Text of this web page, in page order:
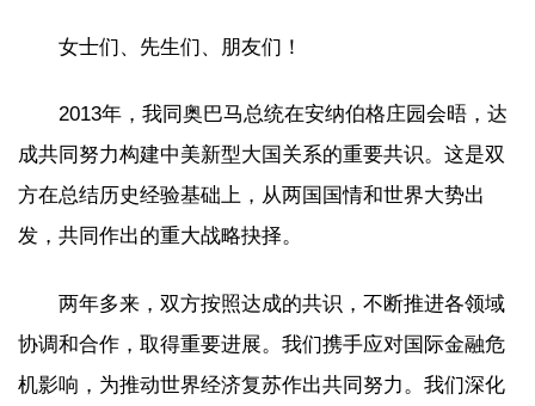
女士们、先生们、朋友们！
2013年，我同奥巴马总统在安纳伯格庄园会晤，达
成共同努力构建中美新型大国关系的重要共识。这是双
方在总结历史经验基础上，从两国国情和世界大势出
发，共同作出的重大战略抉择。
两年多来，双方按照达成的共识，不断推进各领域
协调和合作，取得重要进展。我们携手应对国际金融危
机影响，为推动世界经济复苏作出共同努力。我们深化